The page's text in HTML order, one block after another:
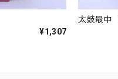
¥1,307
太鼓最中